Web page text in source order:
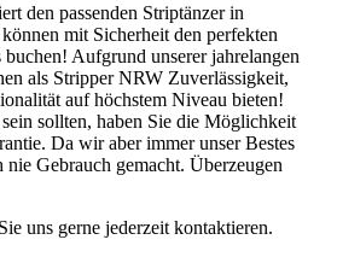
den passenden Striptänzer in
mit Sicherheit den perfekten
Aufgrund unserer jahrelangen
als Stripper NRW Zuverlässigkeit,
auf höchstem Niveau bieten!
sollten, haben Sie die Möglichkeit
Da wir aber immer unser Bestes
Gebrauch gemacht. Überzeugen
uns gerne jederzeit kontaktieren.